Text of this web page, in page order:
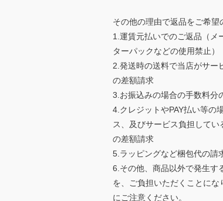
その他の理由で返品をご希望
1.運賃元払いでのご返品（メ
ターパックなどの使用禁止）
2.発送時の送料で当店がサー
の差額請求
3.お振込みの場合の手数料分
4.クレジットやPAY払い等の
ス、及びサービス負担してい
の差額請求
5.ラッピングなど梱包代の請
6.その他、商品以外で発生す
を、ご負担いただくことにな
にご注意ください。